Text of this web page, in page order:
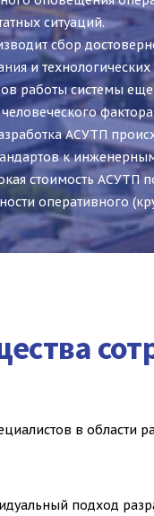
ситуаций.
сбор
и
работы системы
АСУТП
к
стоимость АСУТП
оперативного
в области
подход